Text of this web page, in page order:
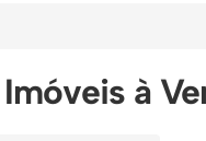
Imóveis à